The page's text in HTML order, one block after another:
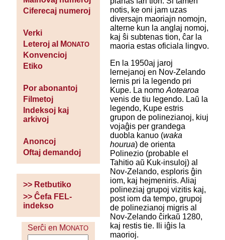
Ciferecaj numeroj
Verki
Leteroj al MONATO
Konvencioj
Etiko
Por abonantoj
Filmetoj
Indeksoj kaj
arkivoj
Anoncoj
Oftaj demandoj
>> Retbutiko
>> Ĉefa FEL-
indekso
Serĉi en MONATO
notis, ke oni jam uzas
diversajn maoriajn nomojn,
alterne kun la anglaj nomoj,
kaj ŝi subtenas tion, ĉar la
maoria estas oficiala lingvo.
En la 1950aj jaroj
lernejanoj en Nov-Zelando
lernis pri la legendo pri
Kupe. La nomo Aotearoa
venis de tiu legendo. Laŭ la
legendo, Kupe estris
grupon de polinezianoj, kiuj
vojaĝis per grandega
duobla kanuo (waka
hourua) de orienta
Polinezio (probable el
Tahitio aŭ Kuk-insuloj) al
Nov-Zelando, esploris ĝin
iom, kaj hejmeniris. Aliaj
polineziaj grupoj vizitis kaj,
post iom da tempo, grupoj
de polinezianoj migris al
Nov-Zelando ĉirkaŭ 1280,
kaj restis tie. Ili iĝis la
maorioj.